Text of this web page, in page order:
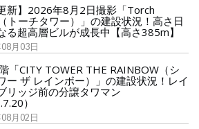
新】2026年8月2日撮影「Torch
トーチタワー）」の建設状況！高さ日
る超高層ビルが成長中【高さ385m】
月03日
「CITY TOWER THE RAINBOW（シ
ー ザ レインボー）」の建設状況！レイ
リッジ前の分譲タワマン
）
月02日